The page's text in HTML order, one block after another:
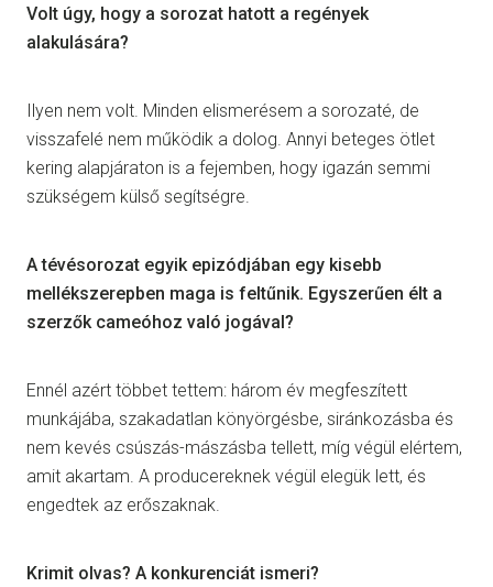
Volt úgy, hogy a sorozat hatott a regények
alakulására?
Ilyen nem volt. Minden elismerésem a sorozaté, de
visszafelé nem működik a dolog. Annyi beteges ötlet
kering alapjáraton is a fejemben, hogy igazán semmi
szükségem külső segítségre.
A tévésorozat egyik epizódjában egy kisebb
mellékszerepben maga is feltűnik. Egyszerűen élt a
szerzők cameóhoz való jogával?
Ennél azért többet tettem: három év megfeszített
munkájába, szakadatlan könyörgésbe, siránkozásba és
nem kevés csúszás-mászásba tellett, míg végül elértem,
amit akartam. A producereknek végül elegük lett, és
engedtek az erőszaknak.
Krimit olvas? A konkurenciát ismeri?